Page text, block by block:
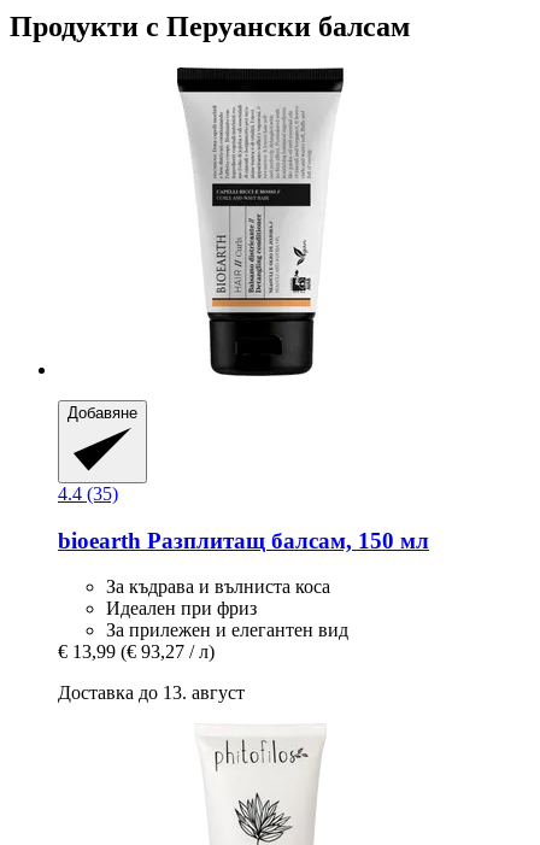
Продукти с Перуански балсам
Добавяне
4.4 (35)
bioearth Разплитащ балсам, 150 мл
За къдрава и вълниста коса
Идеален при фриз
За прилежен и елегантен вид
€ 13,99 (€ 93,27 / л)
Доставка до 13. август